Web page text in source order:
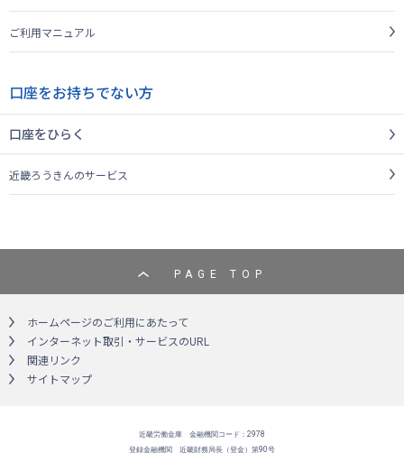
ご利用マニュアル
口座をお持ちでない方
口座をひらく
近畿ろうきんのサービス
PAGE TOP
ホームページのご利用にあたって
インターネット取引・サービスのURL
関連リンク
サイトマップ
近畿労働金庫 金融機関コード：2978
登録金融機関 近畿財務局長（登金）第90号